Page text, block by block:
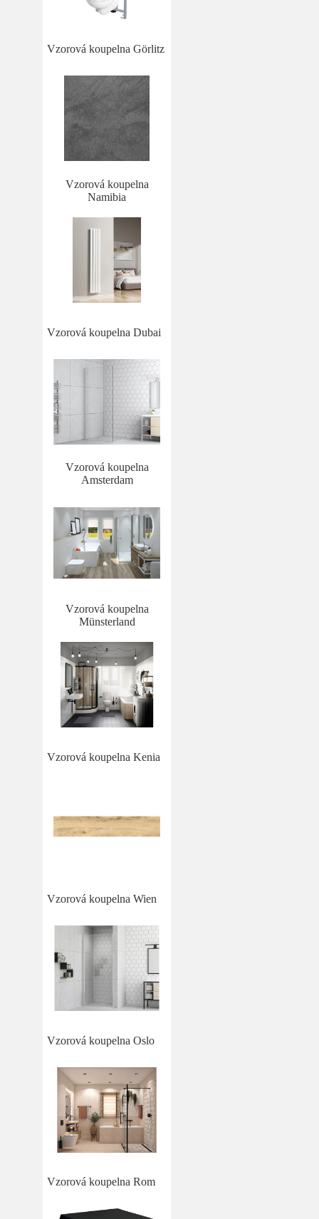
Vzorová koupelna Görlitz
Vzorová koupelna
Namibia
Vzorová koupelna Dubai
Vzorová koupelna
Amsterdam
Vzorová koupelna
Münsterland
Vzorová koupelna Kenia
Vzorová koupelna Wien
Vzorová koupelna Oslo
Vzorová koupelna Rom